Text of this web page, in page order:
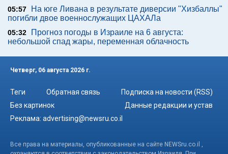
05:57
На юге Ливана в результате диверсии "Хизбаллы"
погибли двое военнослужащих ЦАХАЛа
05:32
Прогноз погоды в Израиле на 6 августа:
небольшой спад жары, переменная облачность
Четверг, 06 августа 2026 г.
Теги Обратная связь
Подписка на новости (RSS)
Без картинок
Данные редакции и устав
Реклама: advertising@newsru.co.il
Все права на материалы, опубликованные на сайте NEWSru.co.il ,